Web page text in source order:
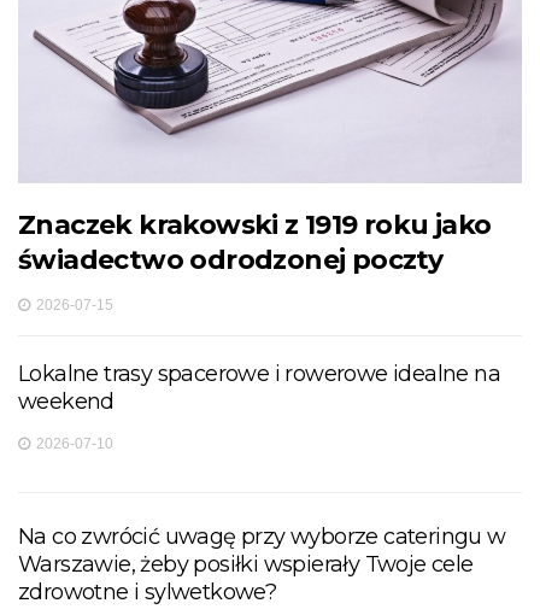
Znaczek krakowski z 1919 roku jako
świadectwo odrodzonej poczty
2026-07-15
Lokalne trasy spacerowe i rowerowe idealne na
weekend
2026-07-10
Na co zwrócić uwagę przy wyborze cateringu w
Warszawie, żeby posiłki wspierały Twoje cele
zdrowotne i sylwetkowe?